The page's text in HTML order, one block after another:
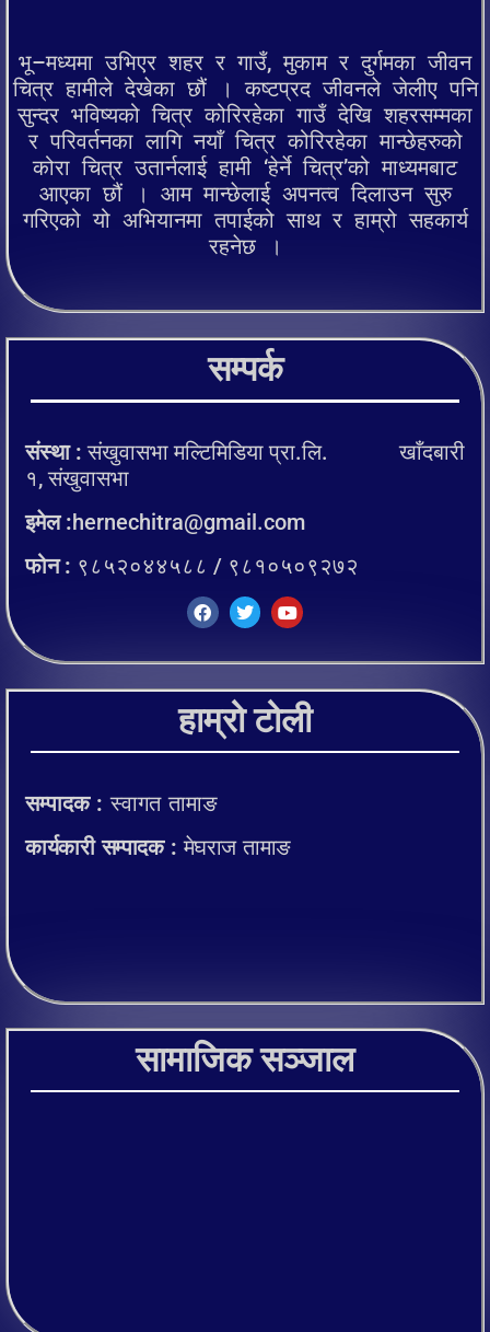
भू–मध्यमा उभिएर शहर र गाउँ, मुकाम र दुर्गमका जीवन
चित्र हामीले देखेका छौं । कष्टप्रद जीवनले जेलीए पनि
सुन्दर भविष्यको चित्र कोरिरहेका गाउँ देखि शहरसम्मका
र परिवर्तनका लागि नयाँ चित्र कोरिरहेका मान्छेहरुको
कोरा चित्र उतार्नलाई हामी ‘हेर्ने चित्र’को माध्यमबाट
आएका छौं । आम मान्छेलाई अपनत्व दिलाउन सुरु
गरिएको यो अभियानमा तपाईको साथ र हाम्रो सहकार्य
रहनेछ ।
सम्पर्क
संस्था : संखुवासभा मल्टिमिडिया प्रा.लि. खाँदबारी
१, संखुवासभा
इमेल :hernechitra@gmail.com
फोन : ९८५२०४४५८८ / ९८१०५०९२७२
हाम्रो टोली
सम्पादक :स्वागत तामाङ
कार्यकारी सम्पादक :मेघराज तामाङ
सामाजिक सञ्जाल